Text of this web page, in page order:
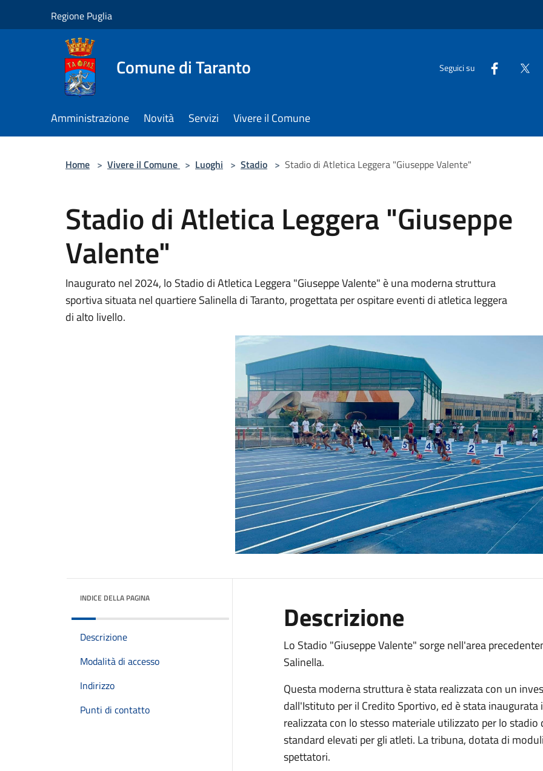
Regione Puglia
Comune di Taranto Seguici su
Amministrazione Novità Servizi Vivere il Comune
Home > Vivere il Comune > Luoghi > Stadio > Stadio di Atletica Leggera "Giuseppe Valente"
Stadio di Atletica Leggera "Giuseppe
Valente"
Inaugurato nel 2024, lo Stadio di Atletica Leggera "Giuseppe Valente" è una moderna struttura
sportiva situata nel quartiere Salinella di Taranto, progettata per ospitare eventi di atletica leggera
di alto livello.
INDICE DELLA PAGINA
Descrizione
Modalità di accesso
Indirizzo
Punti di contatto
Descrizione
Lo Stadio "Giuseppe Valente" sorge nell'area
Salinella.
Questa moderna struttura è stata realizzata con un
dall'Istituto per il Credito Sportivo, ed è stata
realizzata con lo stesso materiale utilizzato per lo
standard elevati per gli atleti. La tribuna, dotata di
spettatori.